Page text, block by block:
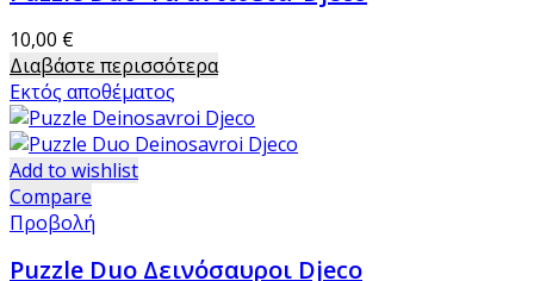
10,00 €
Διαβάστε περισσότερα
Εκτός αποθέματος
Add to wishlist
Compare
Προβολή
Puzzle Duo Δεινόσαυροι Djeco